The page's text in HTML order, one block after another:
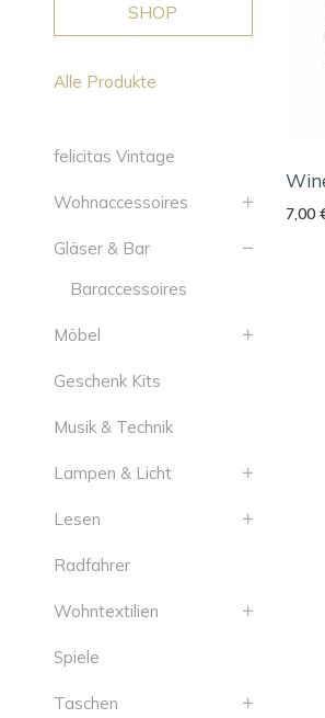
7,00
SHOP
Alle Produkte
felicitas Vintage
Wohnaccessoires
Gläser & Bar
Baraccessoires
Möbel
Geschenk Kits
Musik & Technik
Lampen & Licht
Lesen
Radfahrer
Wohntextilien
Spiele
Taschen